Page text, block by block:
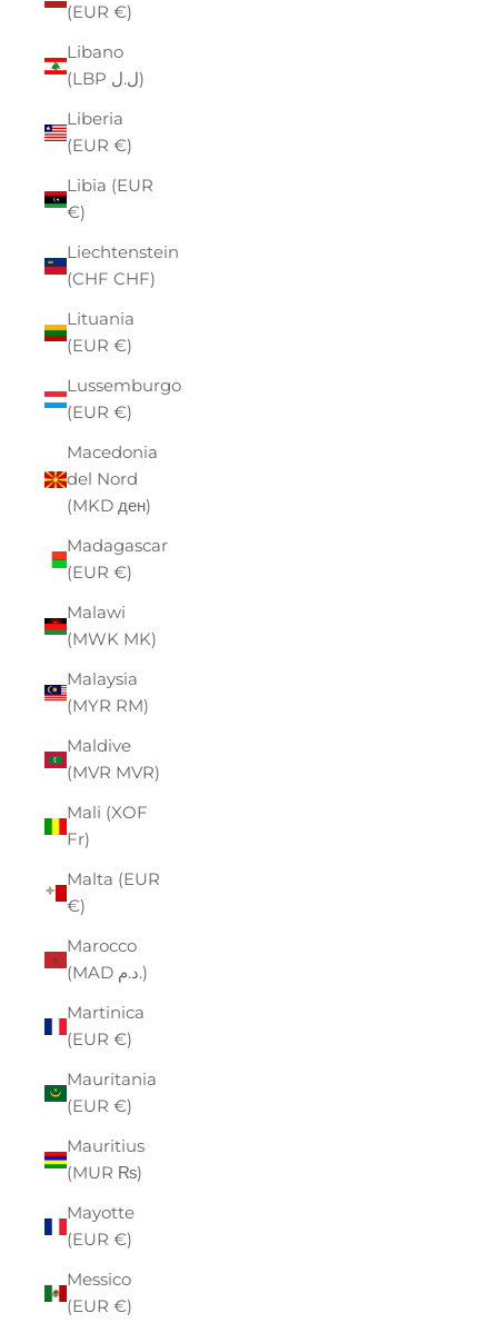
(EUR €)
Libano
(LBP ل.ل)
Liberia
(EUR €)
Libia (EUR
€)
Liechtenstein
(CHF CHF)
Lituania
(EUR €)
Lussemburgo
(EUR €)
Macedonia
del Nord
(MKD ден)
Madagascar
(EUR €)
Malawi
(MWK MK)
Malaysia
(MYR RM)
Maldive
(MVR MVR)
Mali (XOF
Fr)
Malta (EUR
€)
Marocco
(MAD د.م.)
Martinica
(EUR €)
Mauritania
(EUR €)
Mauritius
(MUR ₨)
Mayotte
(EUR €)
Messico
(EUR €)